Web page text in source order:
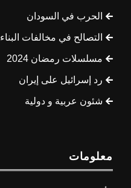
الحرب في السودان
التصالح في مخالفات البناء
مسلسلات رمضان 2024
رد إسرائيل على إيران
شئون عربية و دولية
معلومات